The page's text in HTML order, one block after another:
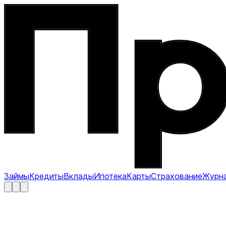
ЗаймыКредитыВкладыИпотекаКартыСтрахование